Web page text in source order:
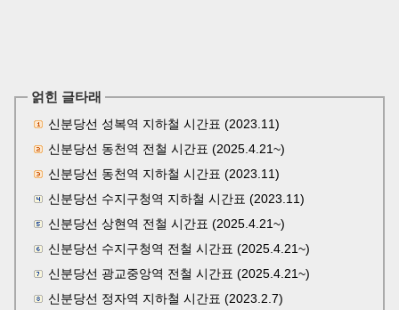
얽힌 글타래
신분당선 성복역 지하철 시간표 (2023.11)
신분당선 동천역 전철 시간표 (2025.4.21~)
신분당선 동천역 지하철 시간표 (2023.11)
신분당선 수지구청역 지하철 시간표 (2023.11)
신분당선 상현역 전철 시간표 (2025.4.21~)
신분당선 수지구청역 전철 시간표 (2025.4.21~)
신분당선 광교중앙역 전철 시간표 (2025.4.21~)
신분당선 정자역 지하철 시간표 (2023.2.7)